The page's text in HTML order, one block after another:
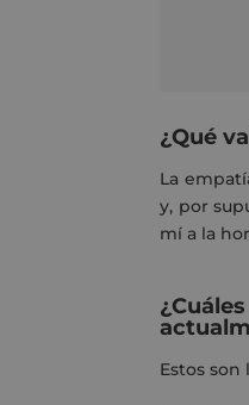
¿Qué
La
y, por
mía la
Estos